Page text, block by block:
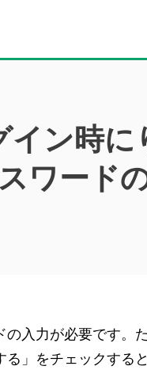
イン時
ワード
入力が必要です。
」をチェックする